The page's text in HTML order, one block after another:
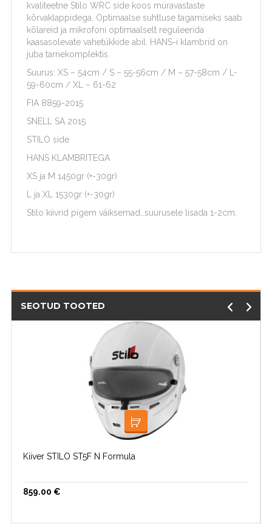
kvaliteetne Stilo WRC side koos müravastaste
kõrvaklappidega. Optimaalse suhtluse tagamiseks saab
kõlareid ja mikrofoni optimaalselt reguleerida
kaasasolevate vahetükkide abil. HANS-i klambrid on
juba tarnekomplektis.
Suurus: XS – 54cm / S – 55-56cm / M – 57-58cm / L-
59-60cm / XL – 61-62
FIA 8859-2015
SNELL SA 2015
STILO side
HANS KLAMBRITEGA
XS ja M 1450gr (+-30gr)
L ja XL 1530gr (+-30gr)
Stilo kiivrid pigem väiksemad…suurusele lisada 1-2cm.
SEOTUD TOOTED
LISA KORVI
Kiiver STILO ST5F N Formula
859.00 €